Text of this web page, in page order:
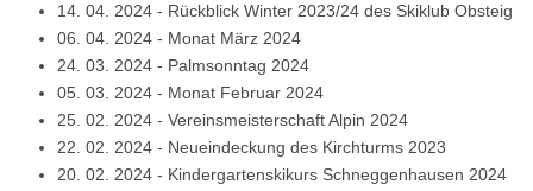
14. 04. 2024 - Rückblick Winter 2023/24 des Skiklub Obsteig
06. 04. 2024 - Monat März 2024
24. 03. 2024 - Palmsonntag 2024
05. 03. 2024 - Monat Februar 2024
25. 02. 2024 - Vereinsmeisterschaft Alpin 2024
22. 02. 2024 - Neueindeckung des Kirchturms 2023
20. 02. 2024 - Kindergartenskikurs Schneggenhausen 2024